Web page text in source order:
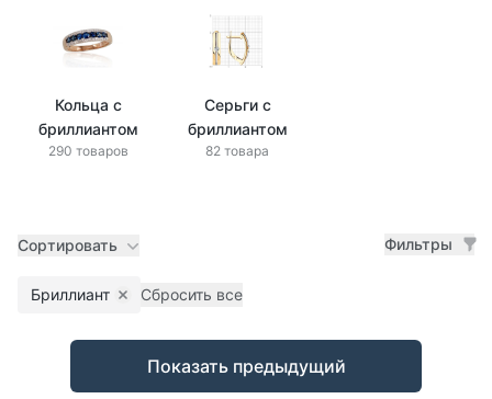
Кольца с
бриллиантом
290 товаров
Серьги с
бриллиантом
82 товара
Сортировать Фильтры
Бриллиант Remove filter
Сбросить все
Товары
Показать предыдущий